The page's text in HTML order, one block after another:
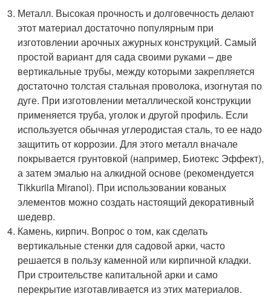
Металл. Высокая прочность и долговечность делают
этот материал достаточно популярным при
изготовлении арочных ажурных конструкций. Самый
простой вариант для сада своими руками – две
вертикальные трубы, между которыми закрепляется
достаточно толстая стальная проволока, изогнутая по
дуге. При изготовлении металлической конструкции
применяется труба, уголок и другой профиль. Если
используется обычная углеродистая сталь, то ее надо
защитить от коррозии. Для этого металл вначале
покрывается грунтовкой (например, Биотекс Эффект),
а затем эмалью на алкидной основе (рекомендуется
Tikkurila Miranol). При использовании кованых
элементов можно создать настоящий декоративный
шедевр.
Камень, кирпич. Вопрос о том, как сделать
вертикальные стенки для садовой арки, часто
решается в пользу каменной или кирпичной кладки.
При строительстве капитальной арки и само
перекрытие изготавливается из этих материалов.